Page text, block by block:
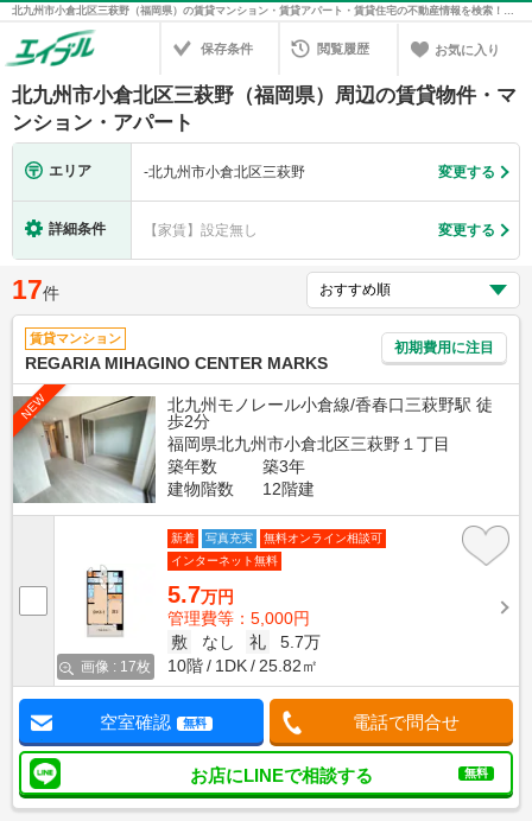
北九州市小倉北区三萩野（福岡県）の賃貸マンション・賃貸アパート・賃貸住宅の不動産情報を検索！不動産賃貸の物件探しは、お部屋探しのエイブル
保存条件 閲覧履歴 お気に入り
北九州市小倉北区三萩野（福岡県）周辺の賃貸物件・マ
ンション・アパート
エリア -北九州市小倉北区三萩野 変更する
詳細条件 【家賃】設定無し 変更する
17件
賃貸マンション
REGARIA MIHAGINO CENTER MARKS
初期費用に注目
NEW
北九州モノレール小倉線/香春口三萩野駅 徒
歩2分
福岡県北九州市小倉北区三萩野１丁目
築年数
築3年
建物階数
12階建
画像 : 17枚
新着 写真充実
無料オンライン相談可
インターネット無料
5.7万円
管理費等：5,000円
敷
なし 礼
5.7万
10階
1DK 25.82㎡
空室確認 無料 電話で問合せ
お店にLINEで相談する 無料